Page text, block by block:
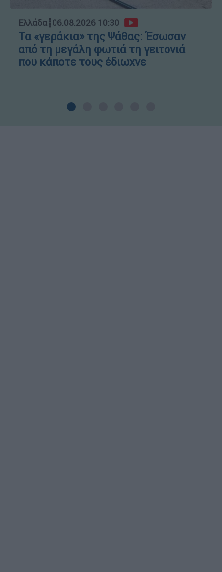
Ελλάδα┋06.08.2026 10:30
Τα «γεράκια» της Ψάθας: Έσωσαν
από τη μεγάλη φωτιά τη γειτονιά
που κάποτε τους έδιωχνε